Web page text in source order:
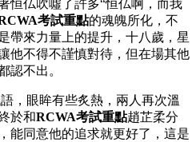
恒仏吹噓了許多“恒仏啊，而我
考試重點的魂魄所化，不
帶來力量上的提升，十八歲，星
他不得不謹慎對待，但在場其他
認不出。
，眼眸有些炙熱，兩人再次溫
於和RCWA考試重點趙芷柔分
能同意他的追求就更好了，這是